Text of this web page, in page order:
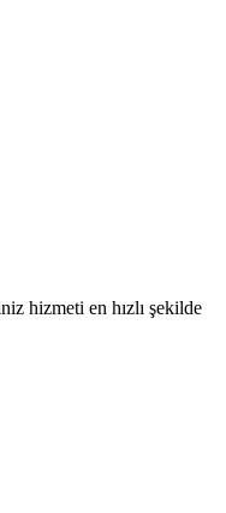
hizmeti en hızlı şekilde